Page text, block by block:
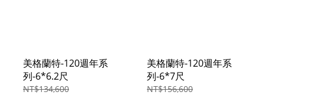
美格蘭特-120週年系
列-6*6.2尺
NT$134,600
美格蘭特-120週年系
列-6*7尺
NT$156,600